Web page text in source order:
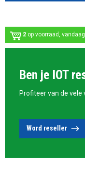
2 op voorraad,
Ben je IOT
Profiteer van de vele
Word reseller